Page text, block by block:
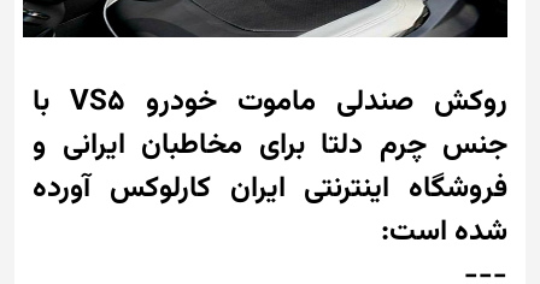
روکش صندلی ماموت خودرو VS5 با
جنس چرم دلتا برای مخاطبان ایرانی و
فروشگاه اینترنتی ایران کارلوکس آورده
شده است: